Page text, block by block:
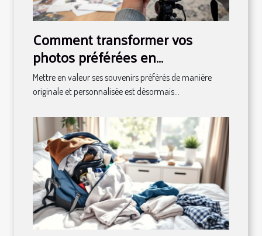
Comment transformer vos
photos préférées en
décorations magnétiques ?
Mettre en valeur ses souvenirs préférés de manière
originale et personnalisée est désormais...